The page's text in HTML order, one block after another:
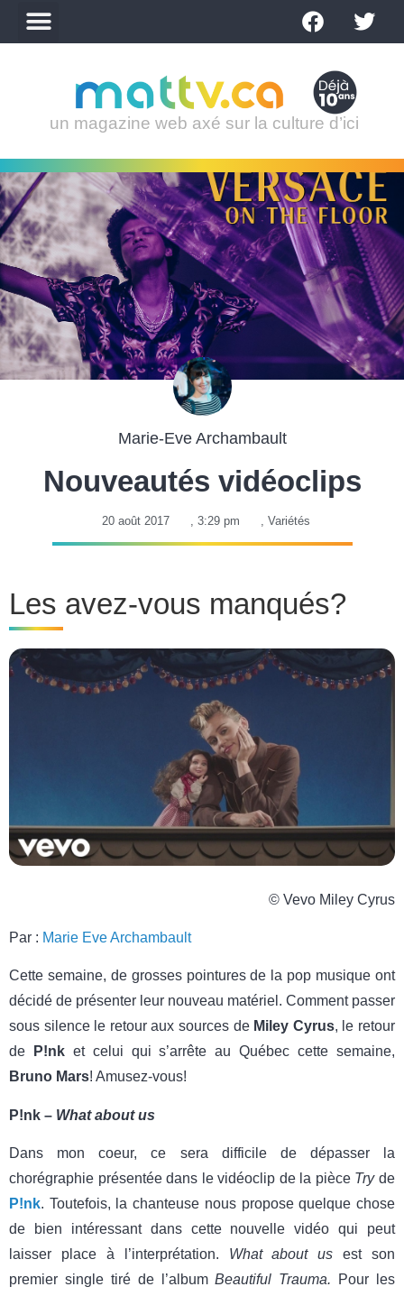
un magazine web axé sur la culture d’ici
Marie-Eve Archambault
Nouveautés vidéoclips
20 août 2017 , 3:29 pm , Variétés
Les avez-vous manqués?
© Vevo Miley Cyrus
Par : Marie Eve Archambault
Cette semaine, de grosses pointures de la pop musique ont
décidé de présenter leur nouveau matériel. Comment passer
sous silence le retour aux sources de Miley Cyrus, le retour
de
P!nket celui qui s’arrête au Québec cette semaine,
Bruno Mars! Amusez-vous!
P!nk – What about us
Dans mon coeur, ce sera difficile de dépasser la
chorégraphie présentée dans le vidéoclip de la pièce Tryde
P!nk. Toutefois, la chanteuse nous propose quelque chose
de bien intéressant dans cette nouvelle vidéo qui peut
laisser place à l’interprétation. What about usest son
premier single tiré de l’albumBeautiful Trauma.
Pour les